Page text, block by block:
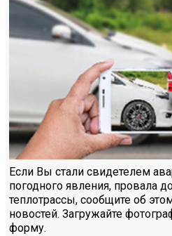
Если Вы стали свидетелем
погодного явления, провала
теплотрассы, сообщите об
новостей. Загружайте
форму.